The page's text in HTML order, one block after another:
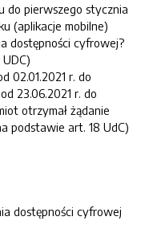
do pierwszego stycznia
(aplikacje mobilne)
dostępności cyfrowej?
02.01.2021 r. do
23.06.2021 r. do
otrzymał żądanie
podstawie art. 18 UdC)
dostępności cyfrowej